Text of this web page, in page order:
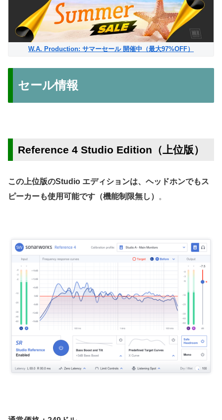
W.A. Production: サマーセール 開催中（最大97%OFF）
セール情報
Reference 4 Studio Edition（上位版）
この上位版のStudio エディションは、ヘッドホンでもス
ピーカーも使用可能です（機能制限無し）
。